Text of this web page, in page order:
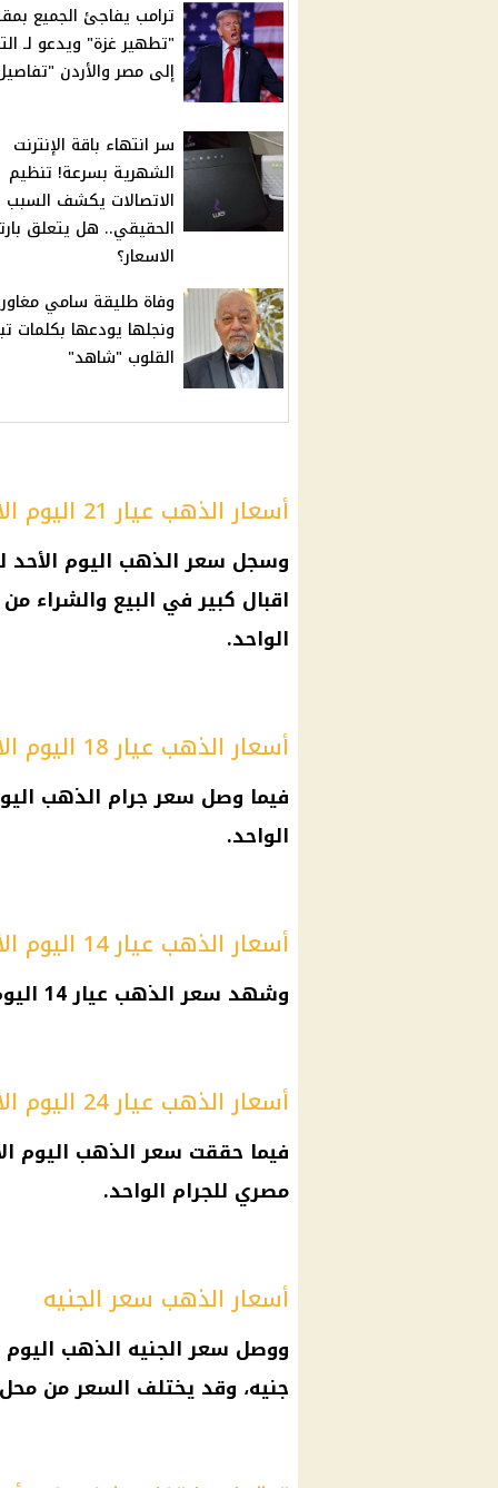
ترامب يفاجئ الجميع
"تطهير غزة" ويدعو لـ
إلى مصر والأردن
سر انتهاء باقة الإنترنت
الشهرية بسرعة! تنظيم
الاتصالات يكشف السبب
الحقيقي.. هل يتعلق
الاسعار؟
وفاة طليقة سامي
ونجلها يودعها بكلمات
القلوب "شاهد"
أسعار الذهب عيار 21 اليوم الأحد
الواحد.
أسعار الذهب عيار 18 اليوم الأحد
الواحد.
أسعار الذهب عيار 14 اليوم الأحد
وشهد سعر الذهب عيار 14 اليوم الأحد نحو 2577 جنيه للجرام الواحد.
أسعار الذهب عيار 24 اليوم الأحد
مصري للجرام الواحد.
أسعار الذهب سعر الجنيه
جنيه، وقد يختلف السعر من محل